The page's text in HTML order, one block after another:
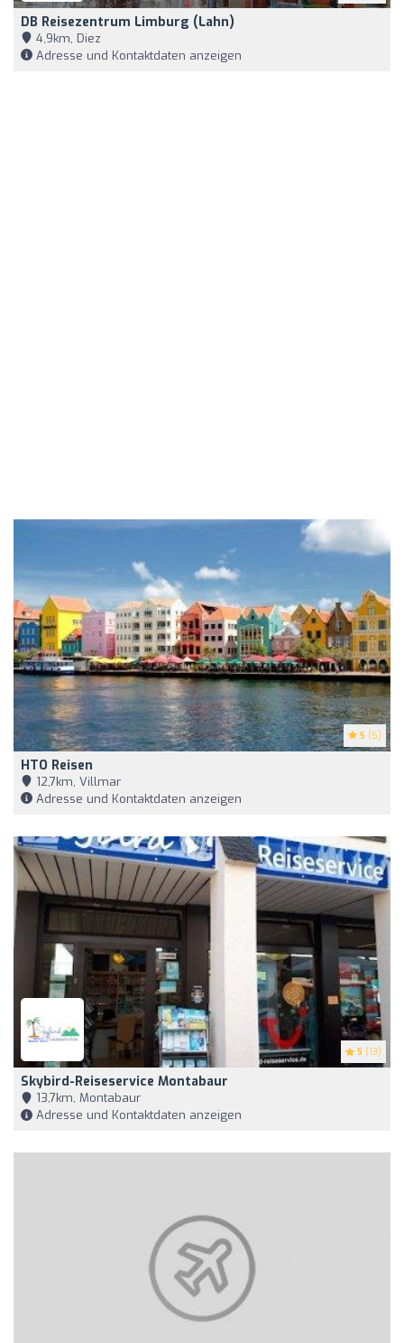
DB Reisezentrum Limburg (Lahn)
4,9km, Diez
Adresse und Kontaktdaten anzeigen
5 (5)
HTO Reisen
12,7km, Villmar
Adresse und Kontaktdaten anzeigen
5 (13)
Skybird-Reiseservice Montabaur
13,7km, Montabaur
Adresse und Kontaktdaten anzeigen